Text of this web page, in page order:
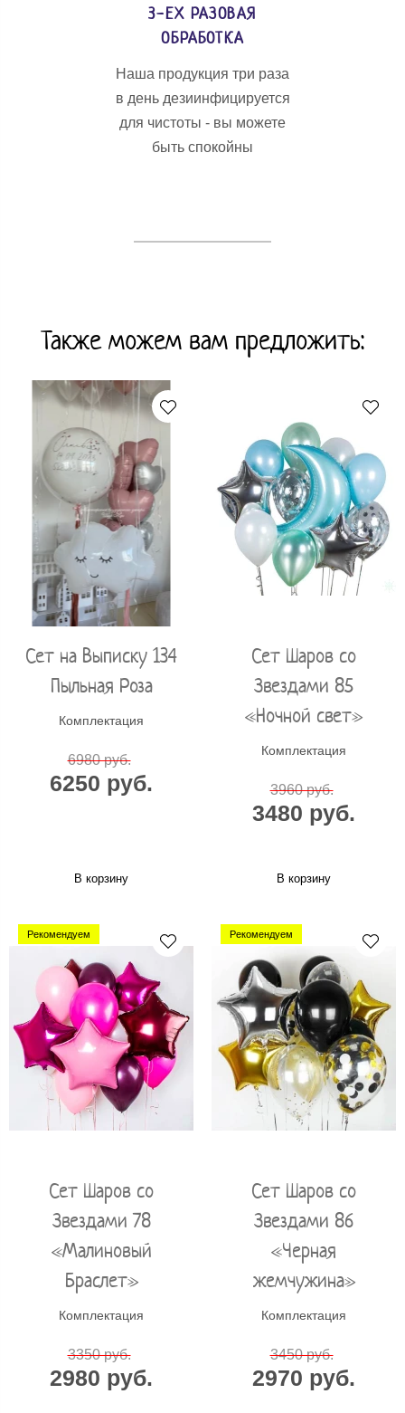
3-ЕХ РАЗОВАЯ
ОБРАБОТКА
Наша продукция три раза
в день дезиинфицируется
для чистоты - вы можете
быть спокойны
Также можем вам предложить:
Сет на Выписку 134
Пыльная Роза
Комплектация
6980 руб.
6250 руб.
В корзину
Сет Шаров со
Звездами 85
«Ночной свет»
Комплектация
3960 руб.
3480 руб.
В корзину
Рекомендуем
Сет Шаров со
Звездами 78
«Малиновый
Браслет»
Комплектация
3350 руб.
2980 руб.
Рекомендуем
Сет Шаров со
Звездами 86
«Черная
жемчужина»
Комплектация
3450 руб.
2970 руб.